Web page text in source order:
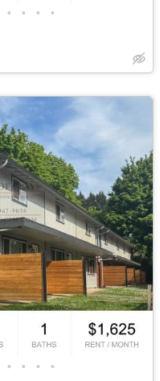
• • • •
• • • •